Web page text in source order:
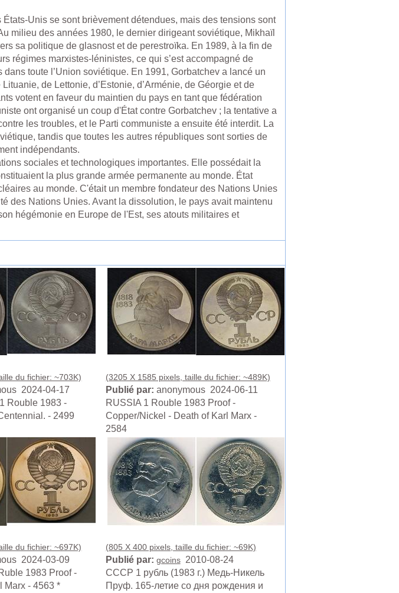
Unis se sont brièvement détendues, mais des tensions sont
milieu des années 1980, le dernier dirigeant soviétique, Mikhaïl
sa politique de glasnost et de perestroïka. En 1989, à la fin de
régimes marxistes-léninistes, ce qui s’est accompagné de
toute l’Union soviétique. En 1991, Gorbatchev a lancé un
de Lettonie, d’Estonie, d’Arménie, de Géorgie et de
votent en faveur du maintien du pays en tant que fédération
ont organisé un coup d'État contre Gorbatchev ; la tentative a
les troubles, et le Parti communiste a ensuite été interdit. La
tandis que toutes les autres républiques sont sorties de
indépendants.
sociales et technologiques importantes. Elle possédait la
la plus grande armée permanente au monde. État
au monde. C'était un membre fondateur des Nations Unies
des Nations Unies. Avant la dissolution, le pays avait maintenu
hégémonie en Europe de l'Est, ses atouts militaires et
du fichier: ~703K)
2024-04-17
Rouble 1983 -
- 2499
(3205 X 1585 pixels, taille du fichier: ~489K)
Publié par: anonymous 2024-06-11
RUSSIA 1 Rouble 1983 Proof -
Copper/Nickel - Death of Karl Marx -
2584
du fichier: ~697K)
2024-03-09
1983 Proof -
Marx - 4563 *
(805 X 400 pixels, taille du fichier: ~69K)
Publié par: gcoins2010-08-24
СССР 1 рубль (1983 г.) Медь-Никель
Пруф. 165-летие со дня рождения и